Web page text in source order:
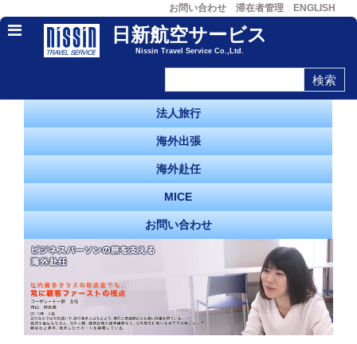
お問い合わせ 滞在者管理 ENGLISH
日新航空サービス
Nissin Travel Service Co.,Ltd.
法人旅行
海外出張
海外赴任
MICE
お問い合わせ